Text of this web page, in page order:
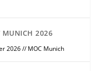
MUNICH 2026
2026 // MOC Munich